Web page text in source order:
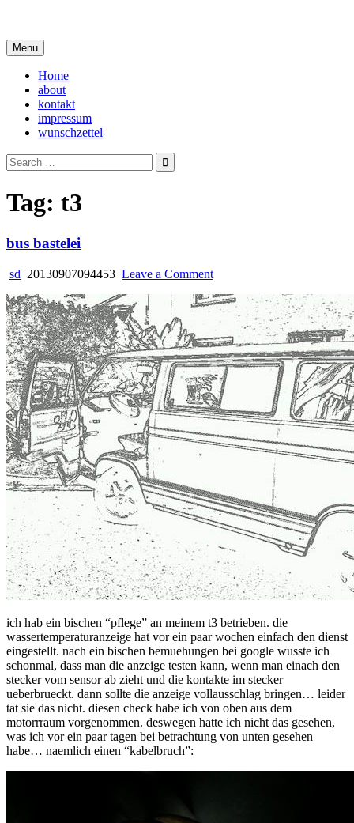
content
Menu
Home
about
kontakt
impressum
wunschzettel
Search
for:
Tag: t3
bus bastelei
sd 20130907094453 Leave a Commenton
bastelei
ich hab ein bischen “pflege” an meinem t3 betrieben. die
wassertemperaturanzeige hat vor ein paar wochen einfach den dienst
eingestellt. nach ein bischen bemuehungen bei google wusste ich
schonmal, dass man die anzeige testen kann, wenn man einach den
stecker vom sensor ab zieht und die kontakte im stecker
ueberbrueckt. dann sollte die anzeige vollausschlag bringen… leider
tat sie das nicht. diesen check habe ich von oben aus dem
motorrraum vorgenommen. deswegen hatte ich nicht das gesehen,
was ich vor ein paar tagen bei betrachtung von unten gesehen
habe… naemlich einen “kabelbruch”: